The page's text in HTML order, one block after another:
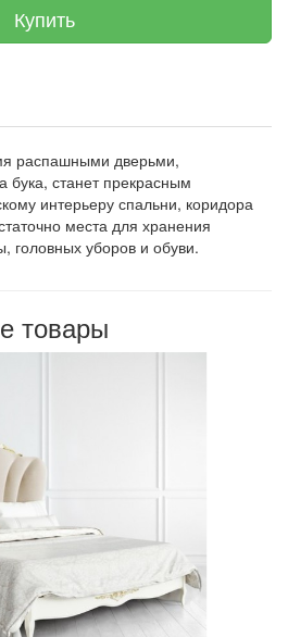
Купить
распашными дверьми,
бука, станет прекрасным
интерьеру спальни, коридора
места для хранения
головных уборов и обуви.
товары